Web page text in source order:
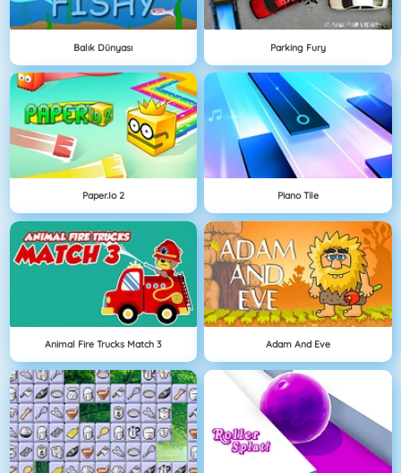
Balık Dünyası Parking Fury
Paper.io 2 Piano Tile
Animal Fire Trucks Match 3 Adam And Eve